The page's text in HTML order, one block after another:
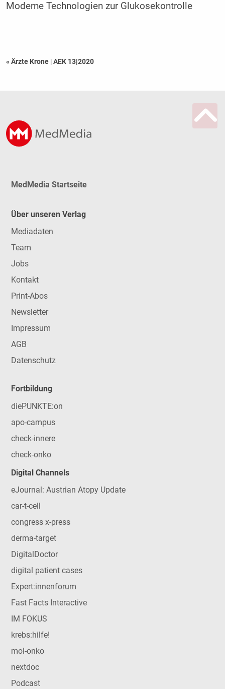
Moderne Technologien zur Glukosekontrolle
« Ärzte Krone |AEK 13|2020
MedMedia Startseite
Über unseren Verlag
Mediadaten
Team
Jobs
Kontakt
Print-Abos
Newsletter
Impressum
AGB
Datenschutz
Fortbildung
diePUNKTE:on
apo-campus
check-innere
check-onko
Digital Channels
eJournal: Austrian Atopy Update
car-t-cell
congress x-press
derma-target
DigitalDoctor
digital patient cases
Expert:innenforum
Fast Facts Interactive
IM FOKUS
krebs:hilfe!
mol-onko
nextdoc
Podcast